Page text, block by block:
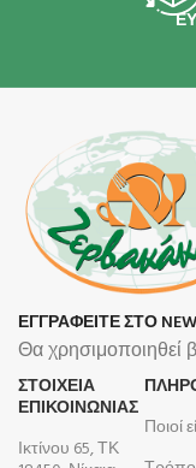
ΕΓΓΡΑΦΕΙΤΕ ΣΤΟ
Θα χρησιμοποιηθεί
ΣΤΟΙΧΕΙΑ
ΕΠΙΚΟΙΝΩΝΙΑΣ
Ικτίνου 65, ΤΚ
Ποιοί